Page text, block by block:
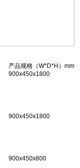
产品规格（W*D*H） mm
900x450x1800
900x450x1800
900x450x800